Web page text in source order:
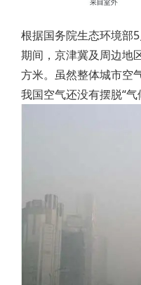
根据国务院生态环境部
期间，京津冀及周边地
方米。虽然整体城市空
我国空气还没有摆脱“气